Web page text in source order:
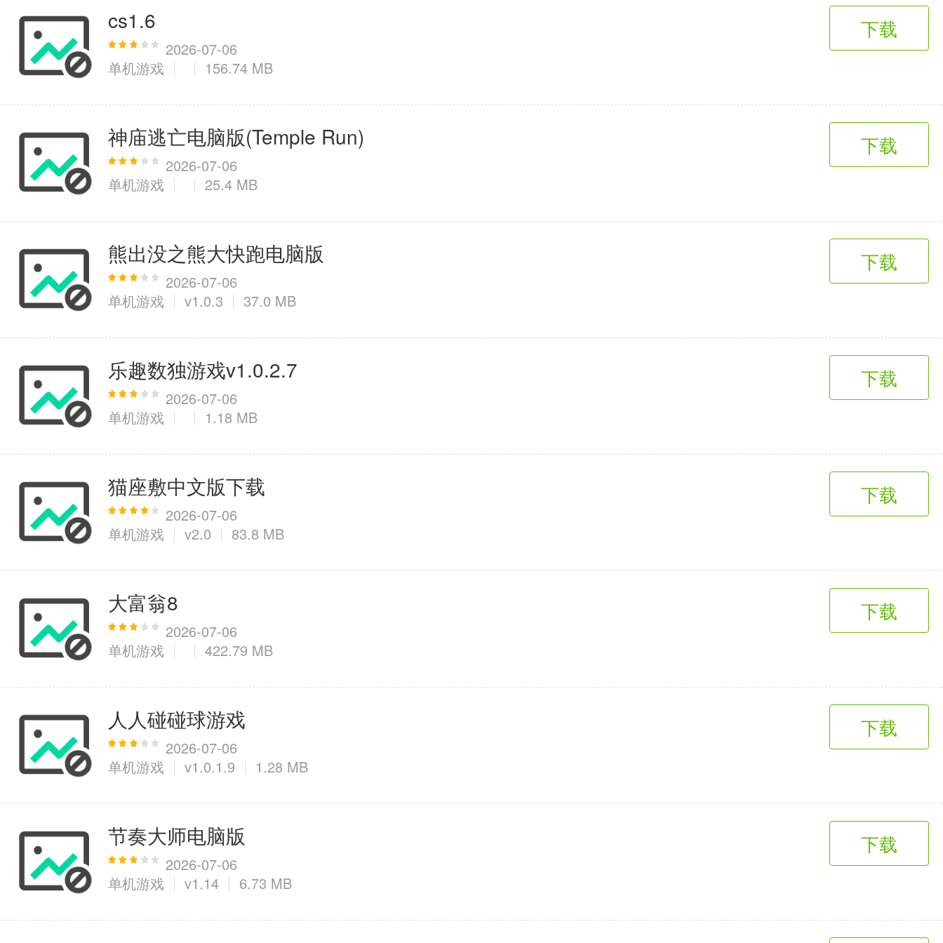
cs1.6
2026-07-06
单机游戏
156.74 MB
下载
神庙逃亡电脑版(Temple Run)
2026-07-06
单机游戏
25.4 MB
下载
熊出没之熊大快跑电脑版
2026-07-06
单机游戏
v1.0.3 37.0 MB
下载
乐趣数独游戏v1.0.2.7
2026-07-06
单机游戏
1.18 MB
下载
猫座敷中文版下载
2026-07-06
单机游戏
v2.0 83.8 MB
下载
大富翁8
2026-07-06
单机游戏
422.79 MB
下载
人人碰碰球游戏
2026-07-06
单机游戏
v1.0.1.9 1.28 MB
下载
节奏大师电脑版
2026-07-06
单机游戏
v1.14 6.73 MB
下载